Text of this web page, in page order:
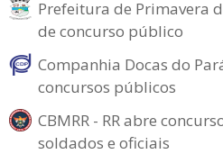
Prefeitura de Primavera
de concurso público
Companhia Docas do
concursos públicos
CBMRR - RR abre
soldados e oficiais